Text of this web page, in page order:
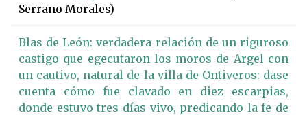
Serrano Morales)
Blas de León: verdadera relación de un riguroso
castigo que egecutaron los moros de Argel con
un cautivo, natural de la villa de Ontiveros: dase
cuenta cómo fue clavado en diez escarpias,
donde estuvo tres días vivo, predicando la fe de